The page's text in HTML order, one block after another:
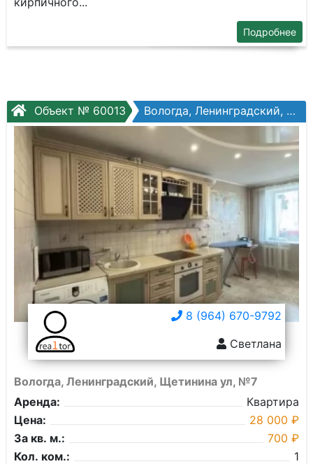
Подробнее
Объект № 60013 Вологда, Ленинградский, Щетинина ул, №7
8 (964) 670-9792
Светлана
Вологда, Ленинградский, Щетинина ул, №7
Аренда:
Квартира
Цена:
28 000 ₽
За кв. м.:
700 ₽
Кол. ком.:
1